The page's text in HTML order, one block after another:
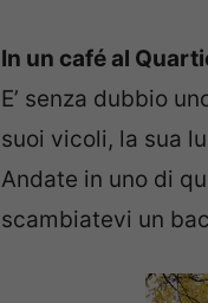
In un café al
E’ senza dubbio
suoi vicoli, la sua
Andate in uno di
scambiatevi un